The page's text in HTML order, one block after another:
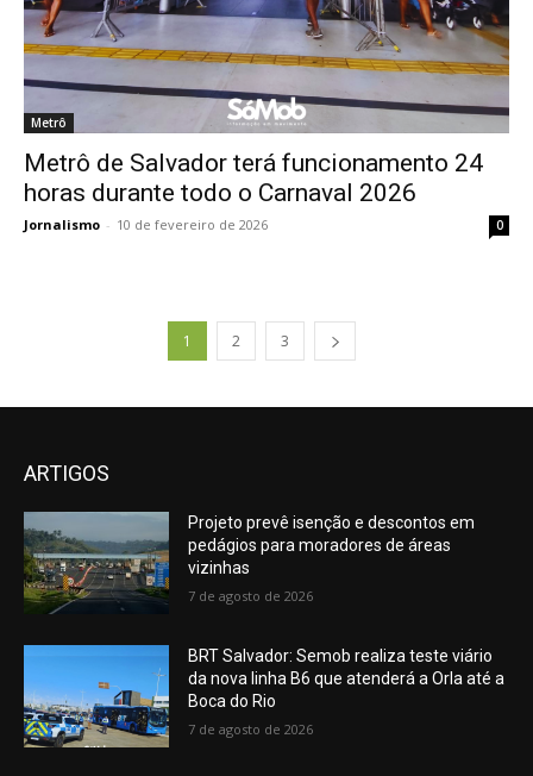
Metrô
Metrô de Salvador terá funcionamento 24
horas durante todo o Carnaval 2026
Jornalismo - 10 de fevereiro de 2026 0
1 2 3
ARTIGOS
Projeto prevê isenção e descontos em
pedágios para moradores de áreas
vizinhas
7 de agosto de 2026
BRT Salvador: Semob realiza teste viário
da nova linha B6 que atenderá a Orla até a
Boca do Rio
7 de agosto de 2026